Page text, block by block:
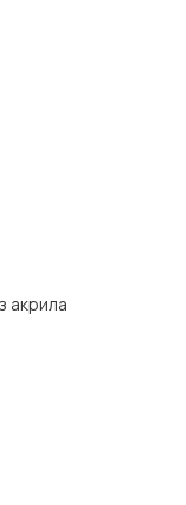
акрила